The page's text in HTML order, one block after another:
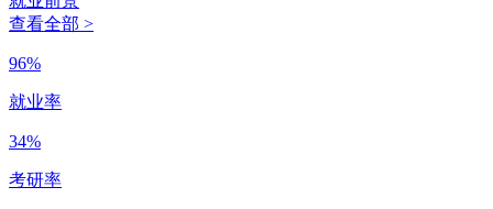
查看全部 >
96%
就业率
34%
考研率